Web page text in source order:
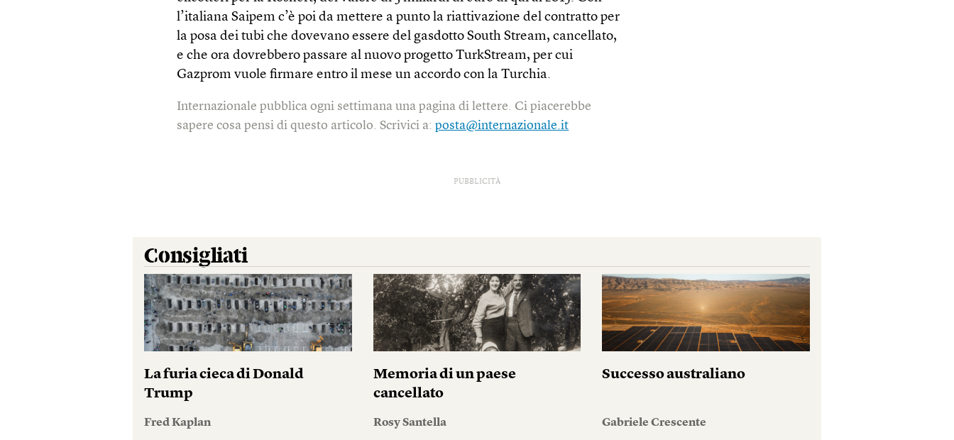
l’italiana Saipem c’è poi da mettere a punto la riattivazione del contratto per
la posa dei tubi che dovevano essere del gasdotto South Stream, cancellato,
e che ora dovrebbero passare al nuovo progetto TurkStream, per cui
Gazprom vuole firmare entro il mese un accordo con la Turchia.
Internazionale pubblica ogni settimana una pagina di lettere. Ci piacerebbe
sapere cosa pensi di questo articolo. Scrivici a:posta@internazionale.it
PUBBLICITÀ
Consigliati
La furia cieca di Donald
Trump
Fred Kaplan
Memoria di un paese
cancellato
Rosy Santella
Successo australiano
Gabriele Crescente